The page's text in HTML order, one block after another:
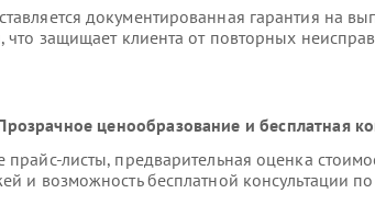
документированная гарантия на
что защищает клиента от повторных
ценообразование и бесплатная
прайс-листы, предварительная оценка
и возможность бесплатной консультации